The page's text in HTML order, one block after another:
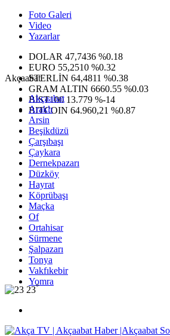
Foto Galeri
Video
Yazarlar
DOLAR 47,7436 %0.18
EURO 55,2510 %0.32
STERLİN 64,4811 %0.38
GRAM ALTIN 6660.55 %0.03
BİST10013.779 %-14
BITCOIN 64.960,21 %0.87
Akçaabat
Akçaabat
Araklı
Arsin
Beşikdüzü
Çarşıbaşı
Çaykara
Dernekpazarı
Düzköy
Hayrat
Köprübaşı
Maçka
Of
Ortahisar
Sürmene
Şalpazarı
Tonya
Vakfıkebir
Yomra
23°